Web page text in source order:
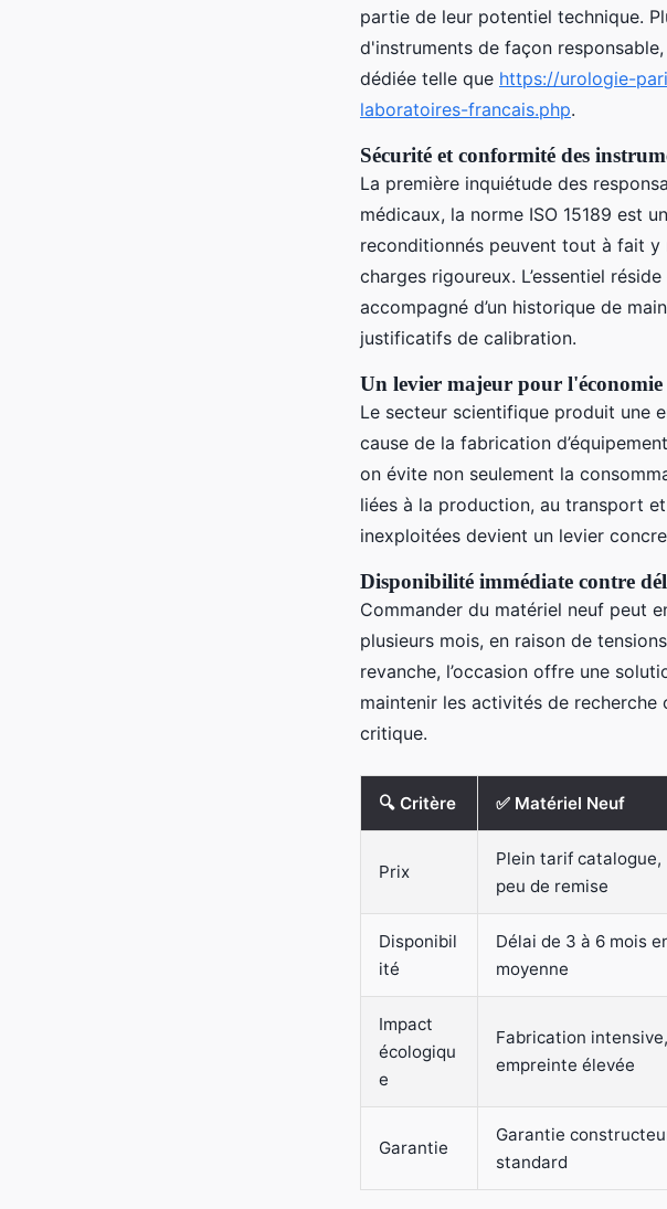
partie de leur potentiel technique.
d'instruments de façon
dédiée telle que https://urologie-
laboratoires-francais.php.
Sécurité et conformité des
La première inquiétude des
médicaux, la norme ISO 15189 est
reconditionnés peuvent tout à fait
charges rigoureux. L’essentiel
accompagné d’un historique de
justificatifs de calibration.
Un levier majeur pour
Le secteur scientifique produit une
cause de la fabrication
on évite non seulement la
liées à la production, au transport
inexploitées devient un levier
Disponibilité immédiate contre
Commander du matériel neuf peut
plusieurs mois, en raison de
revanche, l’occasion offre une
maintenir les activités de recherche
critique.
🔍 Critère ✅ Matériel Neuf
Prix
Plein tarif catalogue,
peu de remise
Disponibil
ité
Délai de 3 à 6 mois
moyenne
Impact
écologiqu
e
Fabrication intensive,
empreinte élevée
Garantie
Garantie
standard